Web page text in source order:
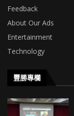
Feedback
About Our Ads
Entertainment
Technology
豐勝專欄